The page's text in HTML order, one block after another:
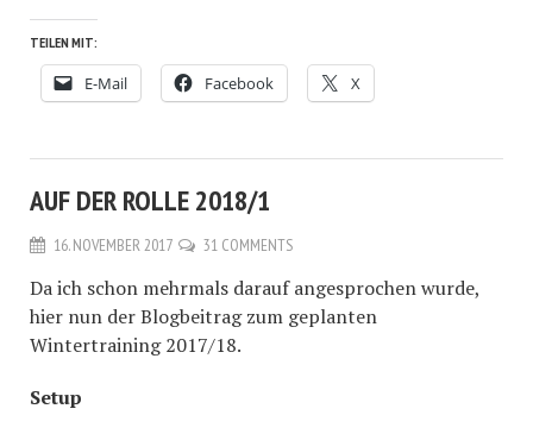
TEILEN MIT:
E-Mail Facebook X
AUF DER ROLLE 2018/1
16. NOVEMBER 2017 31 COMMENTS
Da ich schon mehrmals darauf angesprochen wurde,
hier nun der Blogbeitrag zum geplanten
Wintertraining 2017/18.
Setup